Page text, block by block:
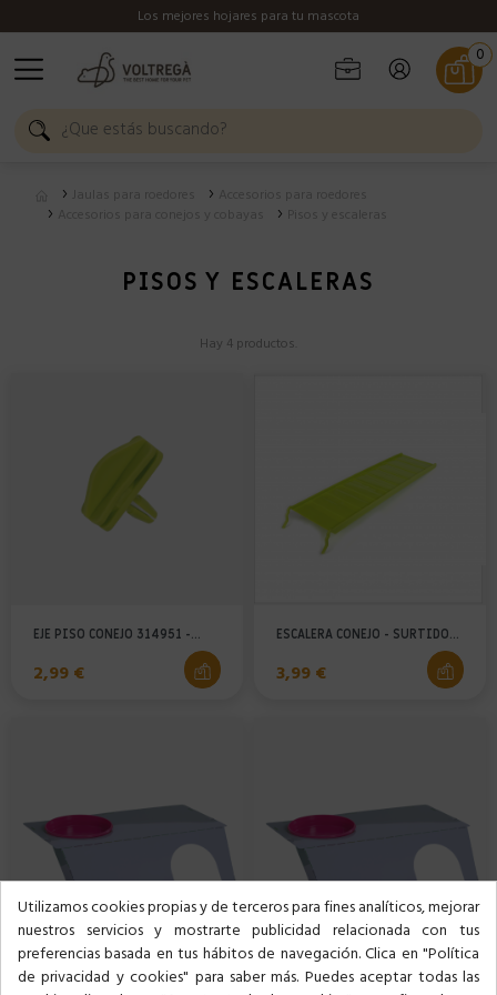
Los mejores hojares para tu mascota
0
PISOS Y ESCALERAS
Hay 4 productos.
EJE PISO CONEJO 314951 -...
Precio
2,99 €
ESCALERA CONEJO - SURTIDO...
Precio
3,99 €
PISO METÁLICO 80CM +... PISO METALICO 100CM +...
Utilizamos cookies propias y de terceros para fines analíticos, mejorar
nuestros servicios y mostrarte publicidad relacionada con tus
preferencias basada en tus hábitos de navegación. Clica en "Política
de privacidad y cookies" para saber más. Puedes aceptar todas las